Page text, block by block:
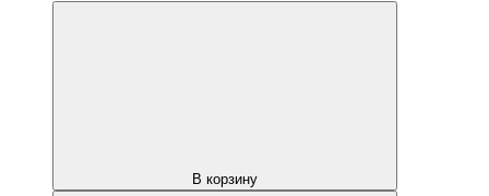
В корзину